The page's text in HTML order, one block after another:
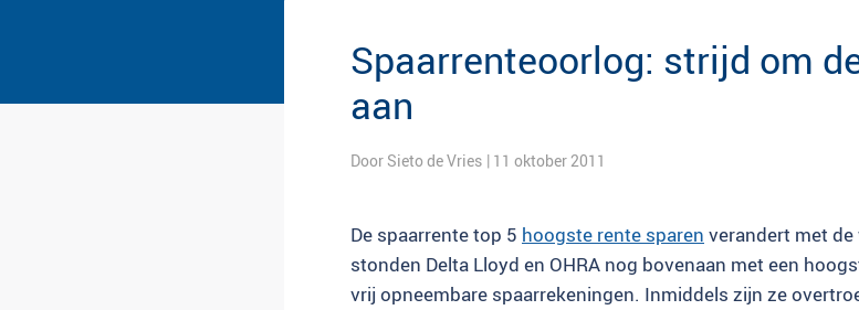
Spaarrenteoorlog: strijd om
aan
Door Sieto de Vries | 11 oktober 2011
De spaarrente top 5 hoogste rente sparen verandert met
stonden Delta Lloyd en OHRA nog bovenaan met een
vrij opneembare spaarrekeningen. Inmiddels zijn ze